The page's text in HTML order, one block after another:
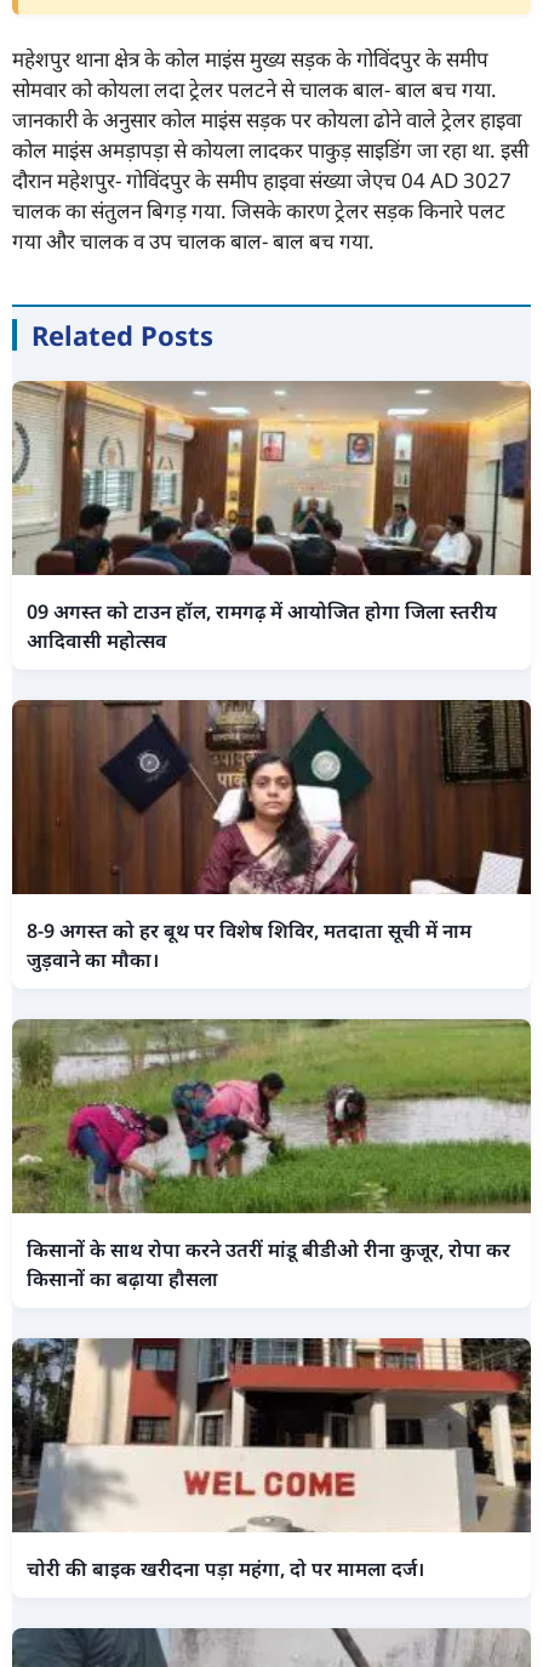
महेशपुर थाना क्षेत्र के कोल माइंस मुख्य सड़क के गोविंदपुर के समीप
सोमवार को कोयला लदा ट्रेलर पलटने से चालक बाल- बाल बच गया.
जानकारी के अनुसार कोल माइंस सड़क पर कोयला ढोने वाले ट्रेलर हाइवा
कोल माइंस अमड़ापड़ा से कोयला लादकर पाकुड़ साइडिंग जा रहा था. इसी
दौरान महेशपुर- गोविंदपुर के समीप हाइवा संख्या जेएच 04 AD 3027
चालक का संतुलन बिगड़ गया. जिसके कारण ट्रेलर सड़क किनारे पलट
गया और चालक व उप चालक बाल- बाल बच गया.
Related Posts
09 अगस्त को टाउन हॉल, रामगढ़ में आयोजित होगा जिला स्तरीय
आदिवासी महोत्सव
8-9 अगस्त को हर बूथ पर विशेष शिविर, मतदाता सूची में नाम
जुड़वाने का मौका।
किसानों के साथ रोपा करने उतरीं मांडू बीडीओ रीना कुजूर, रोपा कर
किसानों का बढ़ाया हौसला
चोरी की बाइक खरीदना पड़ा महंगा, दो पर मामला दर्ज।